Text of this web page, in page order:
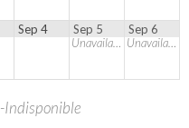
Sep 4
Sep 5
Unavailable
Sep 6
Unavailable
-Indisponible